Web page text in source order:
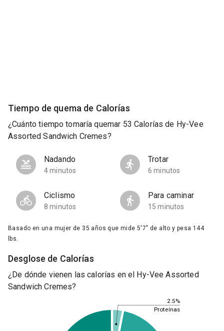
Tiempo de quema de Calorías
¿Cuánto tiempo tomaría quemar 53 Calorías de Hy-Vee
Assorted Sandwich Cremes?
Nadando
4 minutos
Trotar
6 minutos
Ciclismo
8 minutos
Para caminar
15 minutos
Basado en una mujer de 35 años que mide 5'7" de alto y pesa 144
lbs.
Desglose de Calorías
¿De dónde vienen las calorías en el Hy-Vee Assorted
Sandwich Cremes?
2.5%
Proteínas